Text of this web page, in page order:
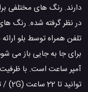
در نظر گرفته شده. رنگ
آمپر ساعت است. با ظرفیت